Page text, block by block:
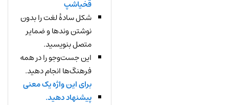
قخیاشپ
شکل سادهٔ لغت را بدون
نوشتن وندها و ضمایر
متصل بنویسید.
این جست‌وجو را در همه
فرهنگ‌ها انجام دهید.
برای این واژه یک معنی
پیشنهاد دهید.